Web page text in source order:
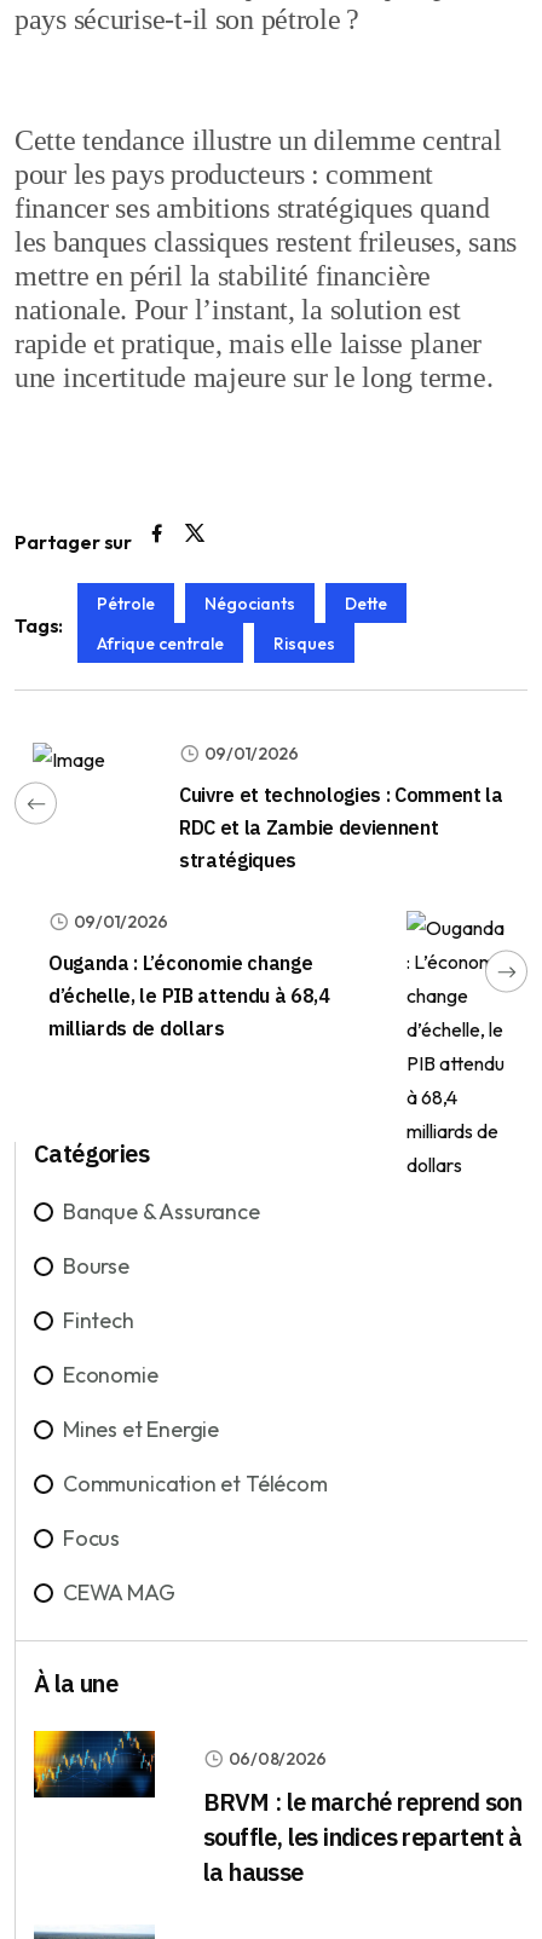
pays sécurise-t-il son pétrole ?
Cette tendance illustre un dilemme central
pour les pays producteurs : comment
financer ses ambitions stratégiques quand
les banques classiques restent frileuses, sans
mettre en péril la stabilité financière
nationale. Pour l’instant, la solution est
rapide et pratique, mais elle laisse planer
une incertitude majeure sur le long terme.
Partager sur
Tags:
Pétrole Négociants
Dette
Afrique centrale
Risques
09/01/2026
Cuivre et technologies : Comment la
RDC et la Zambie deviennent
stratégiques
09/01/2026
Ouganda : L’économie change
d’échelle, le PIB attendu à 68,4
milliards de dollars
Catégories
Banque & Assurance
Bourse
Fintech
Economie
Mines et Energie
Communication et Télécom
Focus
CEWA MAG
À la une
06/08/2026
BRVM : le marché reprend son
souffle, les indices repartent à
la hausse